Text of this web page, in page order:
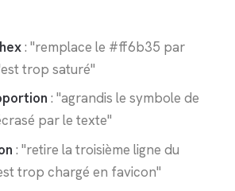
: "remplace le #ff6b35 par
trop saturé"
: "agrandis le symbole de
par le texte"
: "retire la troisième ligne du
trop chargé en favicon"